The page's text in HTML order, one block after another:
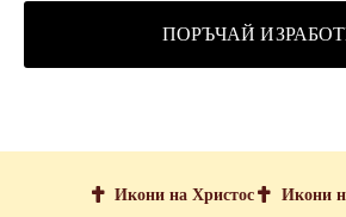
ПОРЪЧАЙ
Икони на Христос Икони